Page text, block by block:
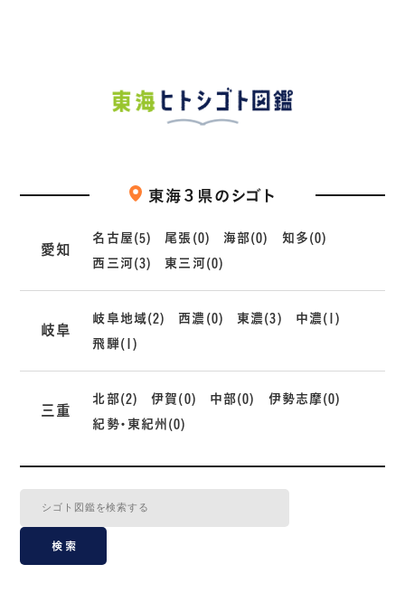
東海３県のシゴト
愛知
名古屋(5) 尾張(0) 海部(0)
知多(0)
西三河(3)
東三河(0)
岐阜
岐阜地域(2) 西濃(0) 東濃(3)
中濃(1)
飛騨(1)
三重
北部(2) 伊賀(0) 中部(0)
伊勢志摩(0)
紀勢・東紀州(0)
検索